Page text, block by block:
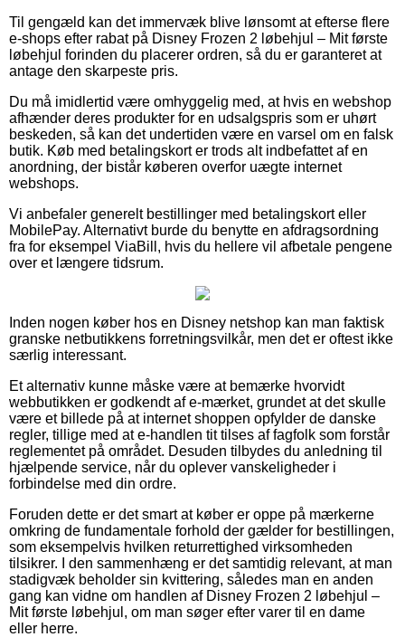
Til gengæld kan det immervæk blive lønsomt at efterse flere
e-shops efter rabat på Disney Frozen 2 løbehjul – Mit første
løbehjul forinden du placerer ordren, så du er garanteret at
antage den skarpeste pris.
Du må imidlertid være omhyggelig med, at hvis en webshop
afhænder deres produkter for en udsalgspris som er uhørt
beskeden, så kan det undertiden være en varsel om en falsk
butik. Køb med betalingskort er trods alt indbefattet af en
anordning, der bistår køberen overfor uægte internet
webshops.
Vi anbefaler generelt bestillinger med betalingskort eller
MobilePay. Alternativt burde du benytte en afdragsordning
fra for eksempel ViaBill, hvis du hellere vil afbetale pengene
over et længere tidsrum.
Inden nogen køber hos en Disney netshop kan man faktisk
granske netbutikkens forretningsvilkår, men det er oftest ikke
særlig interessant.
Et alternativ kunne måske være at bemærke hvorvidt
webbutikken er godkendt af e-mærket, grundet at det skulle
være et billede på at internet shoppen opfylder de danske
regler, tillige med at e-handlen tit tilses af fagfolk som forstår
reglementet på området. Desuden tilbydes du anledning til
hjælpende service, når du oplever vanskeligheder i
forbindelse med din ordre.
Foruden dette er det smart at køber er oppe på mærkerne
omkring de fundamentale forhold der gælder for bestillingen,
som eksempelvis hvilken returrettighed virksomheden
tilsikrer. I den sammenhæng er det samtidig relevant, at man
stadigvæk beholder sin kvittering, således man en anden
gang kan vidne om handlen af Disney Frozen 2 løbehjul –
Mit første løbehjul, om man søger efter varer til en dame
eller herre.